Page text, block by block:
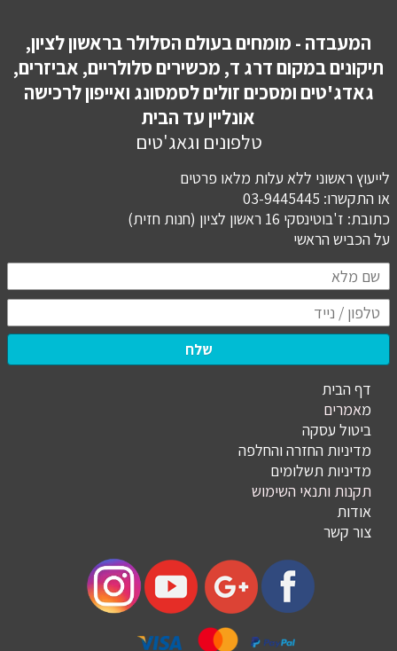
המעבדה - מומחים בעולם הסלולר בראשון לציון,
תיקונים במקום דרג ד, מכשירים סלולריים, אביזרים,
גאדג'טים ומסכים זולים לסמסונג ואייפון לרכישה
אונליין עד הבית
טלפונים וגאג'טים
לייעוץ ראשוני ללא עלות מלאו פרטים
או התקשרו: 03-9445445
כתובת: ז'בוטינסקי 16 ראשון לציון (חנות חזית)
​​​​​​​על הכביש הראשי
שלח
דף הבית
מאמרים
ביטול עסקה
מדיניות החזרה והחלפה
מדיניות תשלומים
תקנות ותנאי השימוש
אודות
צור קשר